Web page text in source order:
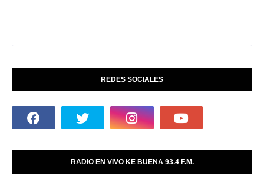
REDES SOCIALES
RADIO EN VIVO KE BUENA 93.4 F.M.